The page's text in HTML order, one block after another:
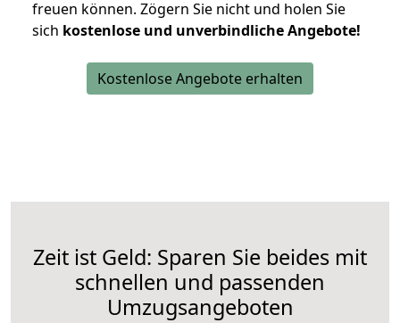
freuen können. Zögern Sie nicht und holen Sie
sich kostenlose und unverbindliche Angebote!
Kostenlose Angebote erhalten
Zeit ist Geld: Sparen Sie beides mit
schnellen und passenden
Umzugsangeboten